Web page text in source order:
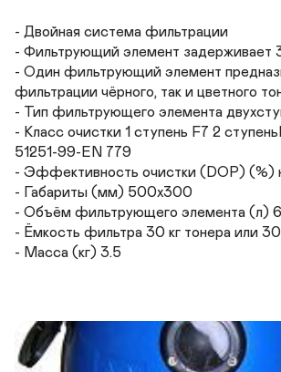
- Двойная система фильтрации
- Фильтрующий элемент задерживает
- Один фильтрующий элемент
фильтрации чёрного, так и цветного
- Тип фильтрующего элемента
- Класс очистки 1 ступень F7 2
51251-99-EN 779
- Эффективность очистки (DOP) (%)
- Габариты (мм) 500х300
- Объём фильтрующего элемента (л)
- Ёмкость фильтра 30 кг тонера или
- Масса (кг) 3.5